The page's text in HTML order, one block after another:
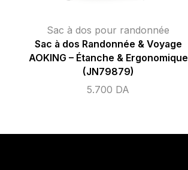
Sac à dos pour randonnée
Sac à dos Randonnée & Voyage
AOKING – Étanche & Ergonomique
(JN79879)
5.700 DA